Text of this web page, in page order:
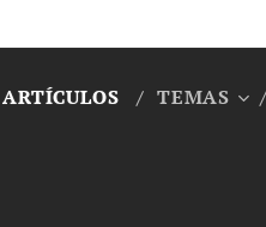
ARTÍCULOS TEMAS